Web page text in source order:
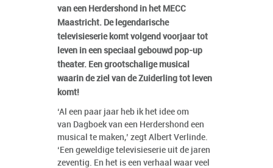
van een Herdershond in het MECC
Maastricht. De legendarische
televisieserie komt volgend voorjaar tot
leven in een speciaal gebouwd pop-up
theater. Een grootschalige musical
waarin de ziel van de Zuiderling tot leven
komt!
‘Al een paar jaar heb ik het idee om
van Dagboek van een Herdershond een
musical te maken,’ zegt Albert Verlinde.
‘Een geweldige televisieserie uit de jaren
zeventig. En het is een verhaal waar veel